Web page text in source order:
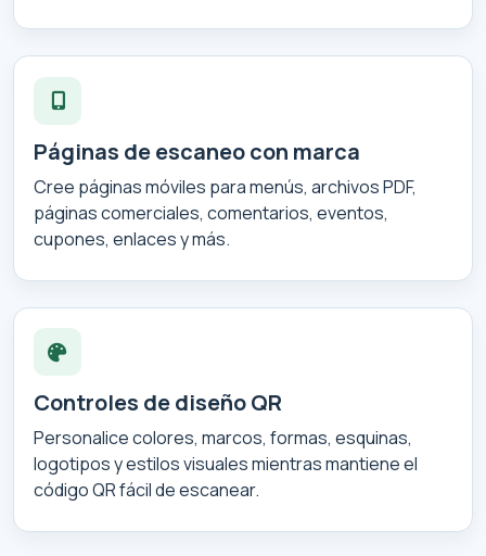
Páginas de escaneo con marca
Cree páginas móviles para menús, archivos PDF,
páginas comerciales, comentarios, eventos,
cupones, enlaces y más.
Controles de diseño QR
Personalice colores, marcos, formas, esquinas,
logotipos y estilos visuales mientras mantiene el
código QR fácil de escanear.